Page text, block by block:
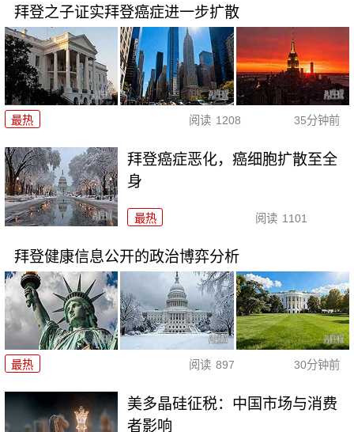
拜登之子证实拜登癌症进一步扩散
最热 阅读 1208 35分钟前
拜登癌症恶化，癌细胞扩散至全
身
最热 阅读 1101
拜登健康信息公开的政治博弈分析
最热 阅读 897 30分钟前
美多晶硅征税：中国市场与消费
者影响